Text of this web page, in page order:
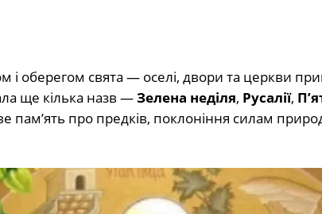
і оберегом свята — оселі, двори та церкви
ще кілька назв —Зелена неділя, Русалії,
пам’ять про предків, поклоніння силам